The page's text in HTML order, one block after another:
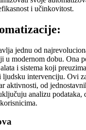
i učinkovitost.
jednu od
u modernom dobu. Ona
i sistema koji
ljudsku intervenciju. Ovi
aktivnosti, od
analizu podataka,